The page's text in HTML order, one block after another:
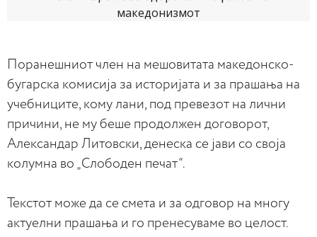
Поранешниот член на мешовитата македонско-
бугарска комисија за историјата и за прашања на
учебниците, кому лани, под превезот на лични
причини, не му беше продолжен договорот,
Александар Литовски, денеска се јави со своја
колумна во „Слободен печат“.
Текстот може да се смета и за одговор на многу
актуелни прашања и го пренесуваме во целост.